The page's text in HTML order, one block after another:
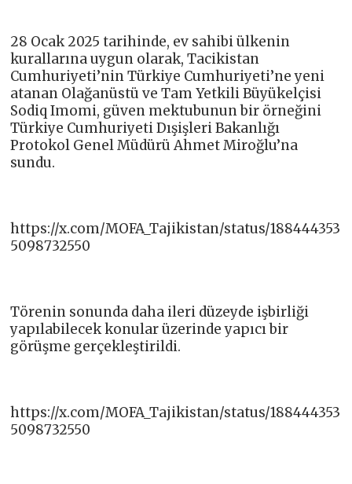
28 Ocak 2025 tarihinde, ev sahibi ülkenin
kurallarına uygun olarak, Tacikistan
Cumhuriyeti’nin Türkiye Cumhuriyeti’ne yeni
atanan Olağanüstü ve Tam Yetkili Büyükelçisi
Sodiq Imomi, güven mektubunun bir örneğini
Türkiye Cumhuriyeti Dışişleri Bakanlığı
Protokol Genel Müdürü Ahmet Miroğlu’na
sundu.
https://x.com/MOFA_Tajikistan/status/188444353
5098732550
Törenin sonunda daha ileri düzeyde işbirliği
yapılabilecek konular üzerinde yapıcı bir
görüşme gerçekleştirildi.
https://x.com/MOFA_Tajikistan/status/188444353
5098732550